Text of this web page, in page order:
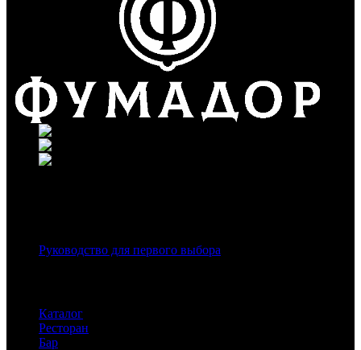
Руководство для первого выбора
Каталог
Ресторан
Бар